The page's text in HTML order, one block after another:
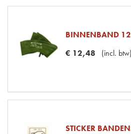
BINNENBAND
€ 12,48 (incl. btw)
STICKER